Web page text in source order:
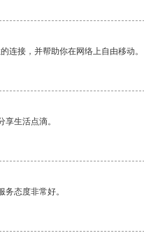
连接，并帮助你在网络上自由移动。
生活点滴。
态度非常好。